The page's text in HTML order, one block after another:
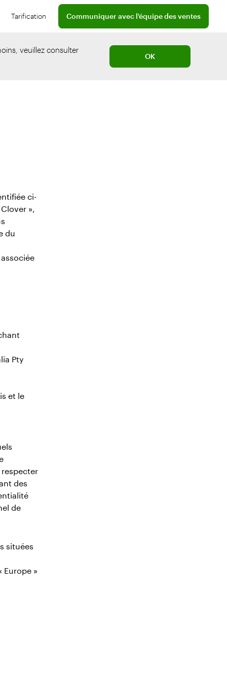
Tarification Communiquer avec l'équipe des ventes
Contactez un professionnel de l'équipe de ventes
veuillez consulter
OK
ci-
»,
du
Pty
et le
des
de
situées
»